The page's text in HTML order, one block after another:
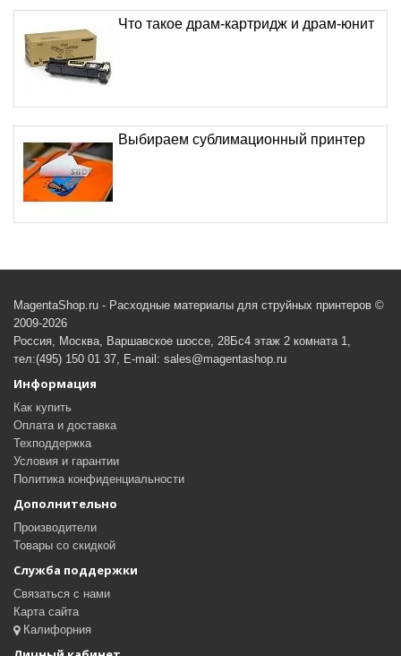
Что такое драм-картридж и драм-юнит
Выбираем сублимационный принтер
MagentaShop.ru - Расходные материалы для струйных принтеров ©
2009-2026
Россия, Москва, Варшавское шоссе, 28Бс4 этаж 2 комната 1,
тел:(495) 150 01 37, E-mail: sales@magentashop.ru
Информация
Как купить
Оплата и доставка
Техподдержка
Условия и гарантии
Политика конфиденциальности
Дополнительно
Производители
Товары со скидкой
Служба поддержки
Связаться с нами
Карта сайта
Калифорния